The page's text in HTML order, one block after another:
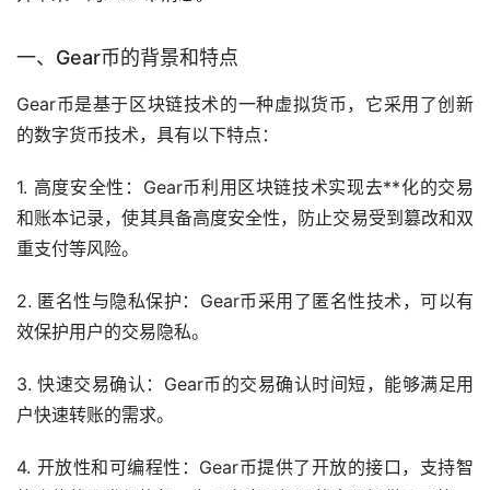
一、Gear币的背景和特点
Gear币是基于区块链技术的一种虚拟货币，它采用了创新
的数字货币技术，具有以下特点：
1. 高度安全性：Gear币利用区块链技术实现去**化的交易
和账本记录，使其具备高度安全性，防止交易受到篡改和双
重支付等风险。
2. 匿名性与隐私保护：Gear币采用了匿名性技术，可以有
效保护用户的交易隐私。
3. 快速交易确认：Gear币的交易确认时间短，能够满足用
户快速转账的需求。
4. 开放性和可编程性：Gear币提供了开放的接口，支持智